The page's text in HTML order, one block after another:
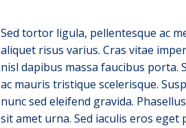
Sed tortor ligula, pellentesque ac
aliquet risus varius. Cras vitae
nisl dapibus massa faucibus porta.
ac mauris tristique scelerisque.
nunc sed eleifend gravida.
sit amet urna. Sed iaculis eros